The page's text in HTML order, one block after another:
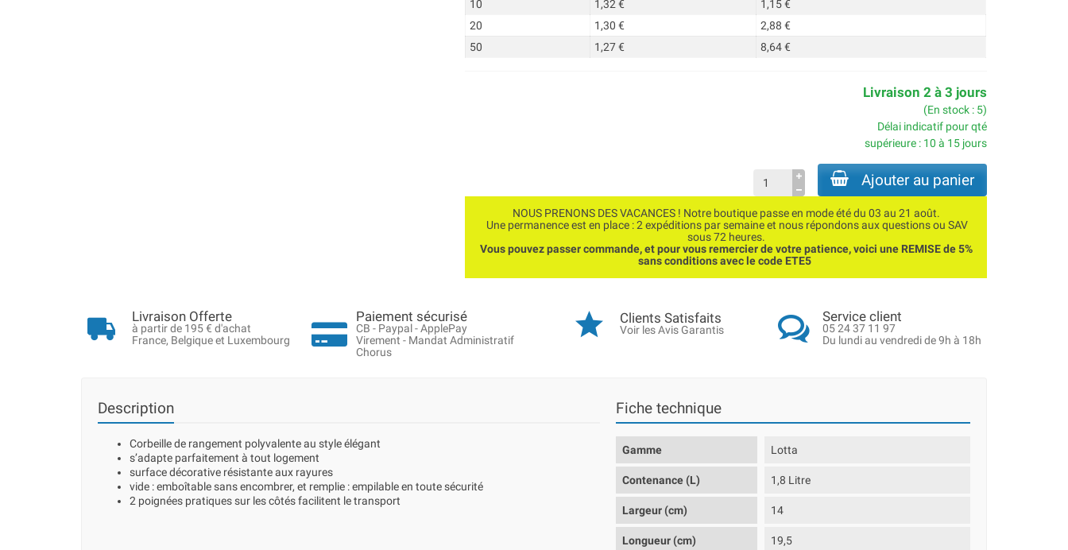
10 1,32 €
1,15 €
20
1,30 €
2,88 €
50
1,27 € 8,64 €
Livraison 2 à 3 jours
(En stock : 5)
Délai indicatif pour qté
supérieure : 10 à 15 jours
Ajouter au panier
NOUS PRENONS DES VACANCES ! Notre boutique passe en mode été du 03 au 21 août.
Une permanence est en place : 2 expéditions par semaine et nous répondons aux questions ou SAV
sous 72 heures.
Vous pouvez passer commande, et pour vous remercier de votre patience, voici une REMISE de 5%
sans conditions avec le code ETE5
Livraison Offerte
à partir de 195 € d'achat
France, Belgique et Luxembourg
Paiement sécurisé
CB - Paypal - ApplePay
Virement - Mandat Administratif
Chorus
Clients Satisfaits
Voir les Avis Garantis
Service client
05 24 37 11 97
Du lundi au vendredi de 9h à 18h
Description
Corbeille de rangement polyvalente au style élégant
s’adapte parfaitement à tout logement
surface décorative résistante aux rayures
vide : emboîtable sans encombrer, et remplie : empilable en toute sécurité
2 poignées pratiques sur les côtés facilitent le transport
Fiche technique
Gamme Lotta
Contenance (L) 1,8 Litre
Largeur (cm) 14
Longueur (cm) 19,5